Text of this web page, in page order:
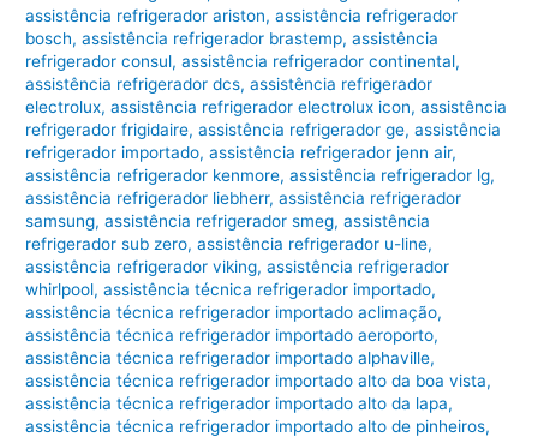
assistência refrigerador ariston,assistência refrigerador
bosch,assistência refrigerador brastemp,assistência
refrigerador consul,assistência refrigerador continental,
assistência refrigerador dcs,assistência refrigerador
electrolux,assistência refrigerador electrolux icon,assistência
refrigerador frigidaire,assistência refrigerador ge,assistência
refrigerador importado,assistência refrigerador jenn air,
assistência refrigerador kenmore,assistência refrigerador lg,
assistência refrigerador liebherr,assistência refrigerador
samsung,assistência refrigerador smeg,assistência
refrigerador sub zero,assistência refrigerador u-line,
assistência refrigerador viking,assistência refrigerador
whirlpool,assistência técnica refrigerador importado,
assistência técnica refrigerador importado aclimação,
assistência técnica refrigerador importado aeroporto,
assistência técnica refrigerador importado alphaville,
assistência técnica refrigerador importado alto da boa vista,
assistência técnica refrigerador importado alto da lapa,
assistência técnica refrigerador importado alto de pinheiros,